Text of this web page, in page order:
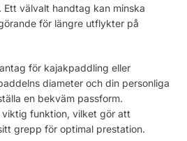
välvalt handtag kan minska
för längre utflykter på
för kajakpaddling eller
diameter och din personliga
en bekväm passform.
funktion, vilket gör att
grepp för optimal prestation.